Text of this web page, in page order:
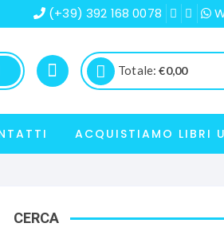
(+39) 392 168 0078
Totale:€0,00
ACQUISTIAMO LIBRI
CERCA